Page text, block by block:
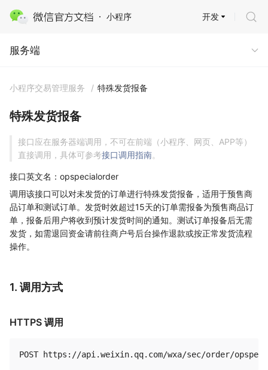
小程序
服务端
开发
服务端
小程序交易管理服务 / 特殊发货报备
特殊发货报备
接口应在服务器端调用，不可在前端（小程序、网页、APP等）
直接调用，具体可参考接口调用指南。
接口英文名：opspecialorder
调用该接口可以对未发货的订单进行特殊发货报备，适用于预售商
品订单和测试订单。发货时效超过15天的订单需报备为预售商品订
单，报备后用户将收到预计发货时间的通知。测试订单报备后无需
发货，如需退回资金请前往商户号后台操作退款或按正常发货流程
操作。
1. 调用方式
HTTPS 调用